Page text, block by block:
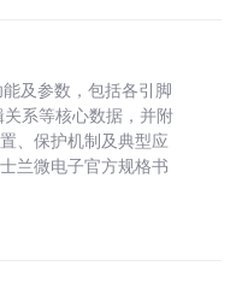
及参数，包括各引脚
系等核心数据，并附
、保护机制及典型应
兰微电子官方规格书